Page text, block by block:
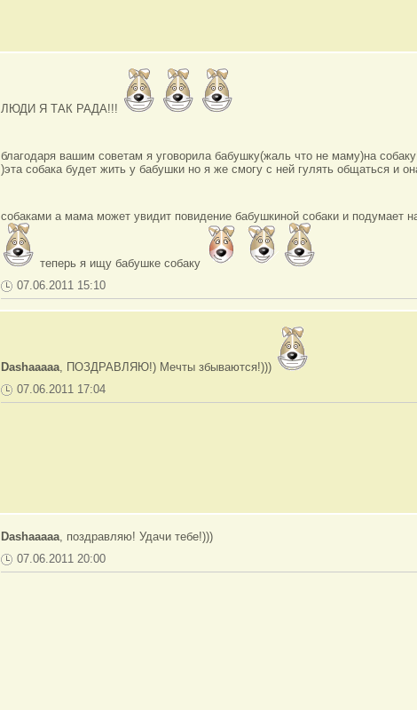
ЛЮДИ Я ТАК РАДА!!!
благодаря вашим советам я уговорила бабушку(жаль что не маму)на
)эта собака будет жить у бабушки но я же смогу с ней гулять общаться и
собаками а мама может увидит повидение бабушкиной собаки и подумает
теперь я ищу бабушке собаку
07.06.2011 15:10
Dashaaaaa, ПОЗДРАВЛЯЮ!) Мечты збываются!)))
07.06.2011 17:04
Dashaaaaa, поздравляю! Удачи тебе!)))
07.06.2011 20:00